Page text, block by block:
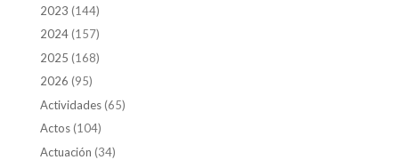
2023 (144)
2024(157)
2025 (168)
2026 (95)
Actividades(65)
Actos(104)
Actuación (34)